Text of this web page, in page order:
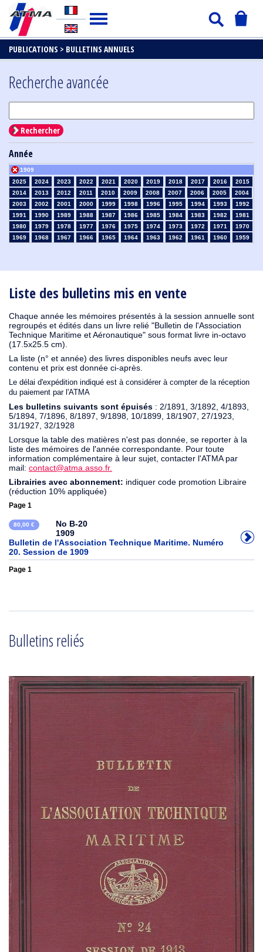
PUBLICATIONS > BULLETINS ANNUELS
Liste des bulletins mis en vente
Chaque année les mémoires présentés à la session annuelle sont
regroupés et édités dans un livre relié "Bulletin de l'Association
Technique Maritime et Aéronautique" sous format livre in-octavo
(17.5x25.5 cm).
La liste (n° et année) des livres disponibles neufs avec leur
contenu et prix est donnée ci-après.
Le délai d'expédition indiqué est à considérer à compter de la réception
du paiement par l'ATMA
Les bulletins suivants sont épuisés : 2/1891, 3/1892, 4/1893,
5/1894, 7/1896, 8/1897, 9/1898, 10/1899, 18/1907, 27/1923,
31/1927, 32/1928
Lorsque la table des matières n'est pas donnée, se reporter à la
liste des mémoires de l'année correspondante. Pour toute
information complémentaire à leur sujet, contacter l'ATMA par
mail: contact@atma.asso.fr.
Librairies avec abonnement: indiquer code promotion Libraire
(réduction 10% appliquée)
Page 1
80,00 €
No B-20
1909
Bulletin de l'Association Technique Maritime. Numéro
20. Session de 1909
Page 1
Recherche avancée
Rechercher
Année
2025 2024 2023 2022 2021 2020 2019 2018 2017 2016
2015
2014
2013 2012 2011 2010 2009 2008 2007 2006 2005
2004
2003
2002 2001 2000 1999 1998 1996 1995 1994 1993
1992
1991
1990 1989 1988 1987 1986 1985 1984 1983 1982
1981
1980
1979 1978 1977 1976 1975 1974 1973 1972 1971
1970
1969
1968 1967 1966 1965 1964 1963 1962 1961 1960
1959
1931
1930 1929 1926 1925 1924 1915 1914 1913 1912
1911
1909
Bulletins reliés